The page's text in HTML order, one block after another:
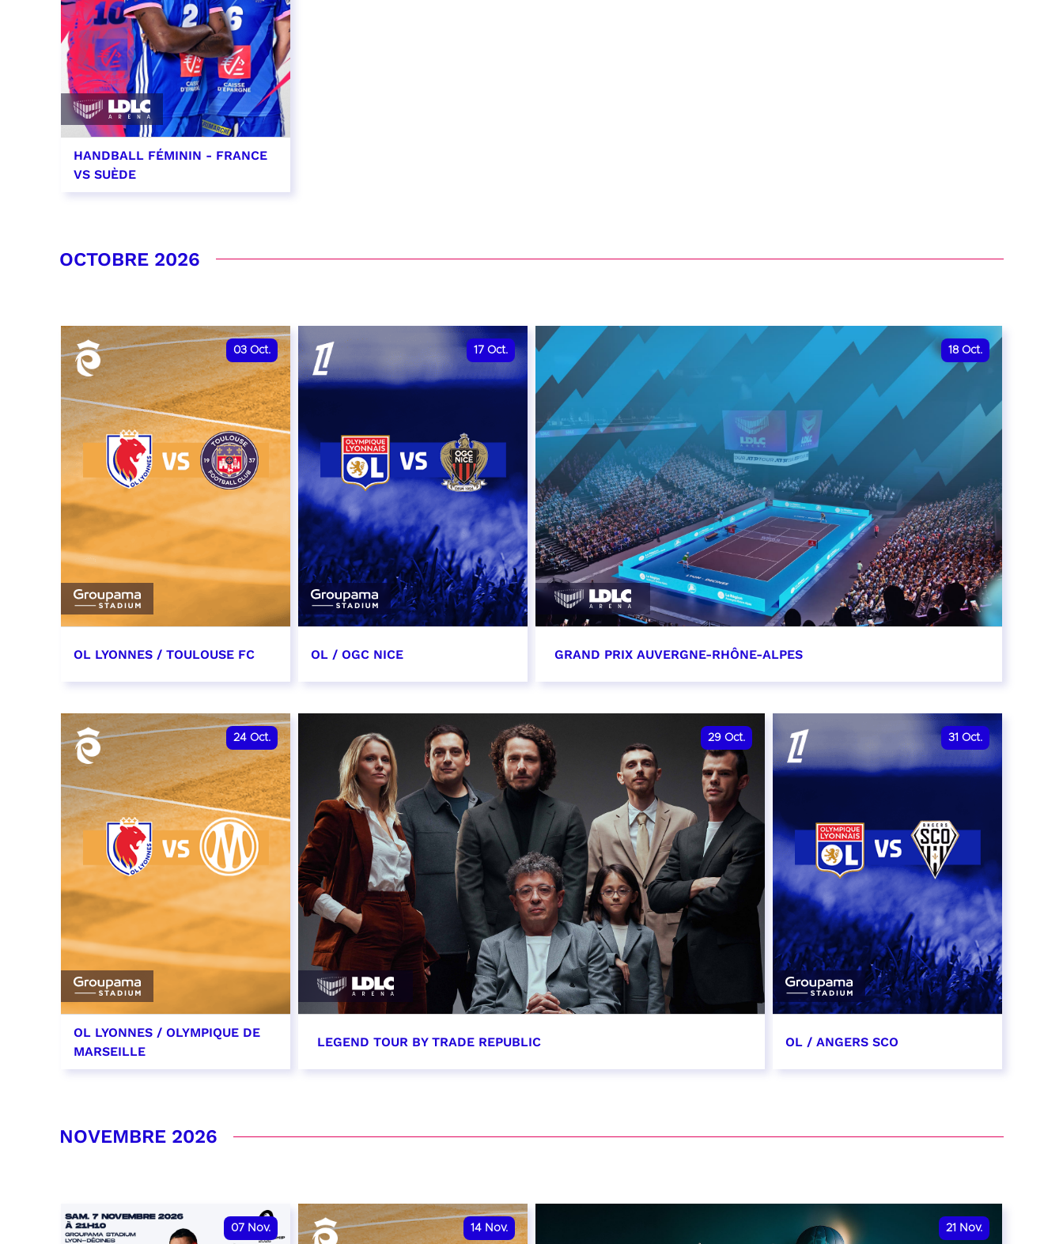
HANDBALL FÉMININ - FRANCE
VS SUÈDE
OCTOBRE 2026
03 Oct.
OL LYONNES / TOULOUSE FC
date et heure à confirmer
RÉSERVER
17 Oct.
OL / OGC NICE
date et heure à confirmer
RÉSERVER
18 Oct.
GRAND PRIX AUVERGNE-RHÔNE-ALPES
24 Oct.
OL LYONNES / OLYMPIQUE DE
MARSEILLE
RÉSERVER
29 Oct.
LEGEND TOUR BY TRADE REPUBLIC
31 Oct.
OL / ANGERS SCO
RÉSERVER
NOVEMBRE 2026
07 Nov. 14 Nov. 21 Nov.